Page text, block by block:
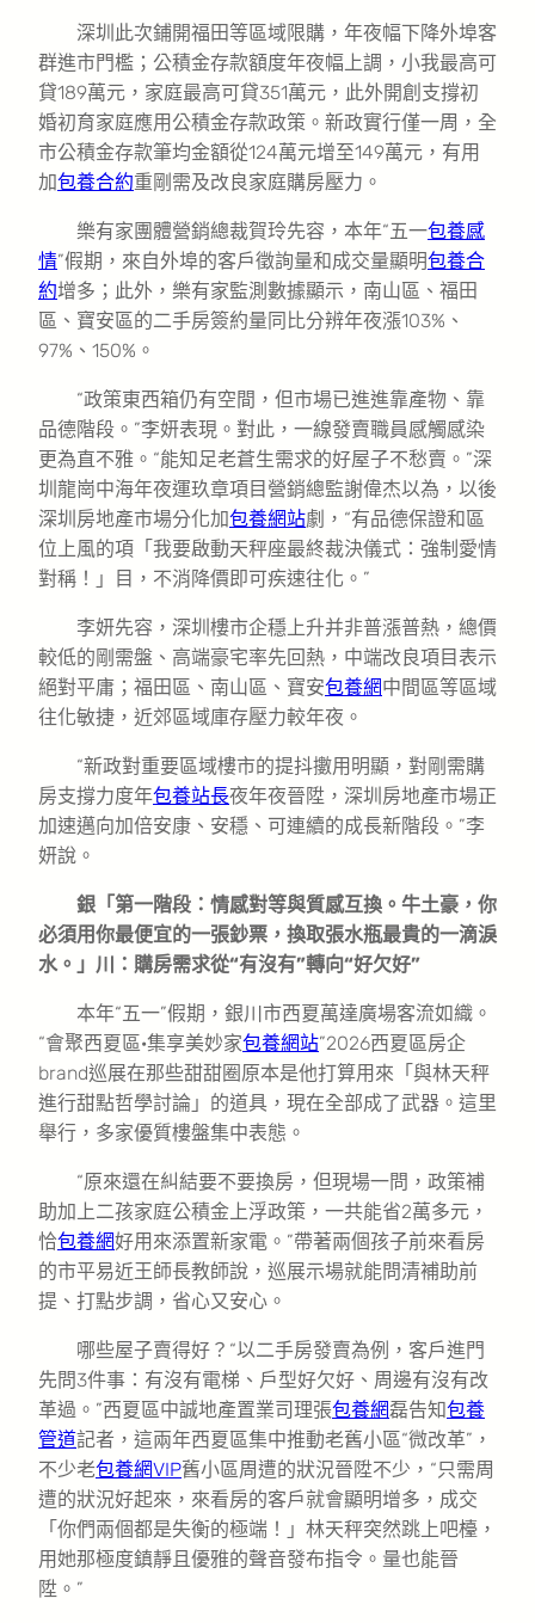
深圳此次鋪開福田等區域限購，年夜幅下降外埠客
群進市門檻；公積金存款額度年夜幅上調，小我最高可
貸189萬元，家庭最高可貸351萬元，此外開創支撐初
婚初育家庭應用公積金存款政策。新政實行僅一周，全
市公積金存款筆均金額從124萬元增至149萬元，有用
加包養合約重剛需及改良家庭購房壓力。
樂有家團體營銷總裁賀玲先容，本年“五一包養感
情”假期，來自外埠的客戶徵詢量和成交量顯明包養合
約增多；此外，樂有家監測數據顯示，南山區、福田
區、寶安區的二手房簽約量同比分辨年夜漲103%、
97%、150%。
“政策東西箱仍有空間，但市場已進進靠產物、靠
品德階段。”李妍表現。對此，一線發賣職員感觸感染
更為直不雅。“能知足老蒼生需求的好屋子不愁賣。”深
圳龍崗中海年夜運玖章項目營銷總監謝偉杰以為，以後
深圳房地產市場分化加包養網站劇，“有品德保證和區
位上風的項「我要啟動天秤座最終裁決儀式：強制愛情
對稱！」目，不消降價即可疾速往化。”
李妍先容，深圳樓市企穩上升并非普漲普熱，總價
較低的剛需盤、高端豪宅率先回熱，中端改良項目表示
絕對平庸；福田區、南山區、寶安包養網中間區等區域
往化敏捷，近郊區域庫存壓力較年夜。
“新政對重要區域樓市的提抖擻用明顯，對剛需購
房支撐力度年包養站長夜年夜晉陞，深圳房地產市場正
加速邁向加倍安康、安穩、可連續的成長新階段。”李
妍說。
銀「第一階段：情感對等與質感互換。牛土豪，你
必須用你最便宜的一張鈔票，換取張水瓶最貴的一滴淚
水。」川：購房需求從“有沒有”轉向“好欠好”
本年“五一”假期，銀川市西夏萬達廣場客流如織。
“會聚西夏區·集享美妙家包養網站”2026西夏區房企
brand巡展在那些甜甜圈原本是他打算用來「與林天秤
進行甜點哲學討論」的道具，現在全部成了武器。這里
舉行，多家優質樓盤集中表態。
“原來還在糾結要不要換房，但現場一問，政策補
助加上二孩家庭公積金上浮政策，一共能省2萬多元，
恰包養網好用來添置新家電。”帶著兩個孩子前來看房
的市平易近王師長教師說，巡展示場就能問清補助前
提、打點步調，省心又安心。
哪些屋子賣得好？“以二手房發賣為例，客戶進門
先問3件事：有沒有電梯、戶型好欠好、周邊有沒有改
革過。”西夏區中誠地產置業司理張包養網磊告知包養
管道記者，這兩年西夏區集中推動老舊小區“微改革”，
不少老包養網VIP舊小區周遭的狀況晉陞不少，“只需周
遭的狀況好起來，來看房的客戶就會顯明增多，成交
「你們兩個都是失衡的極端！」林天秤突然跳上吧檯，
用她那極度鎮靜且優雅的聲音發布指令。量也能晉
陞。”